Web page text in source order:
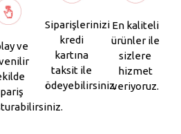
ve
Siparişlerinizi
kredi
kartına
taksit ile
ödeyebilirsiniz.
En kaliteli
ürünler ile
sizlere
hizmet
veriyoruz.